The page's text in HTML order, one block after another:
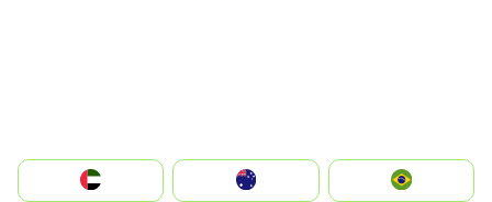
الإمارات العربية المتحدة